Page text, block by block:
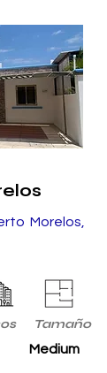
Morelos,
Tamaño
Medium